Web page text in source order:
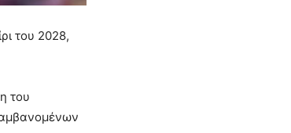
του 2028,
του